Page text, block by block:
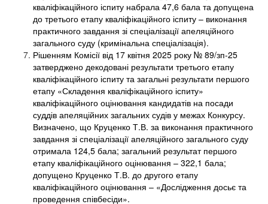
кваліфікаційного іспиту набрала 47,6 бала та допущена
до третього етапу кваліфікаційного іспиту – виконання
практичного завдання зі спеціалізації апеляційного
загального суду (кримінальна спеціалізація).
Рішенням Комісії від 17 квітня 2025 року № 89/зп-25
затверджено декодовані результати третього етапу
кваліфікаційного іспиту та загальні результати першого
етапу «Складення кваліфікаційного іспиту»
кваліфікаційного оцінювання кандидатів на посади
суддів апеляційних загальних судів у межах Конкурсу.
Визначено, що Круценко Т.В. за виконання практичного
завдання зі спеціалізації апеляційного загального суду
отримала 124,5 бала; загальний результат першого
етапу кваліфікаційного оцінювання – 322,1 бала;
допущено Круценко Т.В. до другого етапу
кваліфікаційного оцінювання – «Дослідження досьє та
проведення співбесіди».